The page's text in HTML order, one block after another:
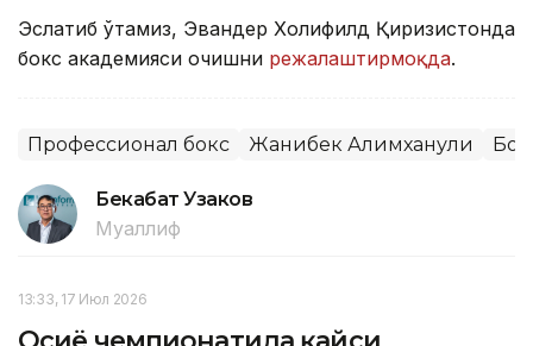
Эслатиб ўтамиз, Эвандер Холифилд Қирғизистонда
бокс академияси очишни режалаштирмоқда.
Профессионал бокс Жанибек Алимханули
Бекабат Узаков
Муаллиф
13:33, 17 Июл 2026